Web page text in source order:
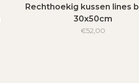
Rechthoekig kussen lines
30x50cm
€52,00